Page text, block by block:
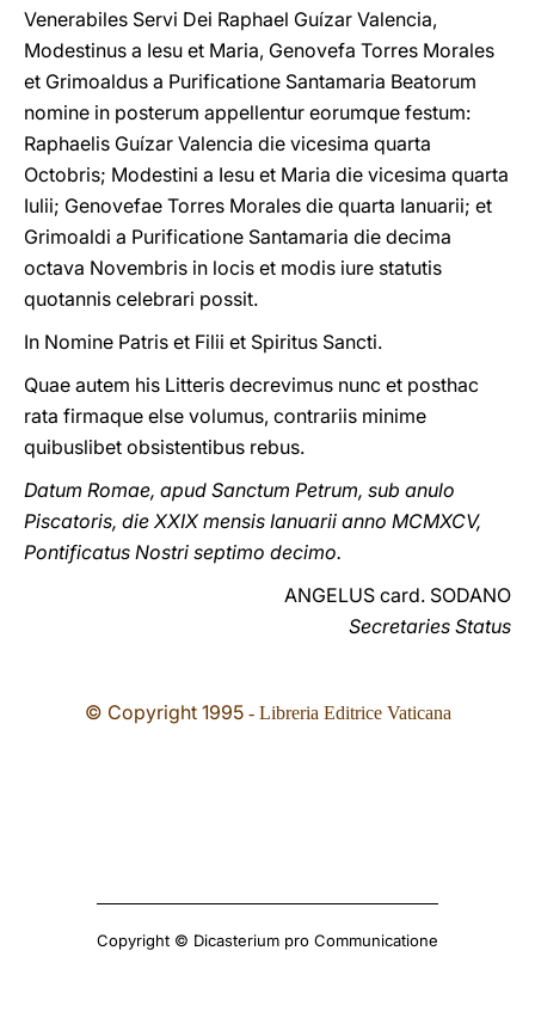
Venerabiles Servi Dei Raphael Guízar Valencia,
Modestinus a Iesu et Maria, Genovefa Torres Morales
et Grimoaldus a Purificatione Santamaria Beatorum
nomine in posterum appellentur eorumque festum:
Raphaelis Guízar Valencia die vicesima quarta
Octobris; Modestini a Iesu et Maria die vicesima quarta
Iulii; Genovefae Torres Morales die quarta Ianuarii; et
Grimoaldi a Purificatione Santamaria die decima
octava Novembris in locis et modis iure statutis
quotannis celebrari possit.
In Nomine Patris et Filii et Spiritus Sancti.
Quae autem his Litteris decrevimus nunc et posthac
rata firmaque else volumus, contrariis minime
quibuslibet obsistentibus rebus.
Datum Romae, apud Sanctum Petrum, sub anulo
Piscatoris, die XXIX mensis Ianuarii anno MCMXCV,
Pontificatus Nostri septimo decimo.
ANGELUS card. SODANO
Secretaries Status
© Copyright 1995- Libreria Editrice Vaticana
Copyright © Dicasterium pro Communicatione